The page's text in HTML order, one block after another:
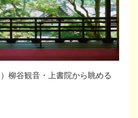
柳谷観音・上書院から眺める